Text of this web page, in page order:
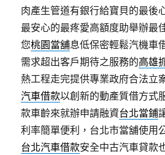
肉產生管道有銀行給寶貝的最後
最安心的最疼愛高額度助舉辦最
您桃園當舖息低保密輕鬆汽機車
需求超出客戶期待之服務的高雄
熱工程走完提供專業政府合法立
汽車借款以創新的動產質借方式
款車齡來就辦申請融資台北當鋪
利率簡單便利，台北市當舖使用
台北汽車借款安全中古汽車貸款